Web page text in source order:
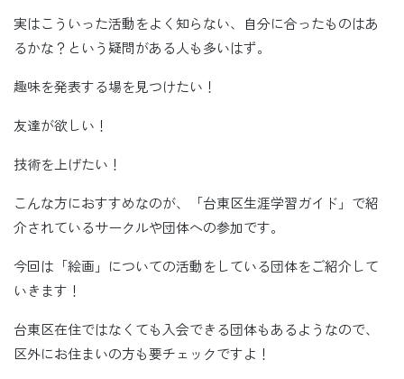
実はこういった活動をよく知らない、自分に合ったものはあ
るかな？という疑問がある人も多いはず。
趣味を発表する場を見つけたい！
友達が欲しい！
技術を上げたい！
こんな方におすすめなのが、「台東区生涯学習ガイド」で紹
介されているサークルや団体への参加です。
今回は「絵画」についての活動をしている団体をご紹介して
いきます！
台東区在住ではなくても入会できる団体もあるようなので、
区外にお住まいの方も要チェックですよ！